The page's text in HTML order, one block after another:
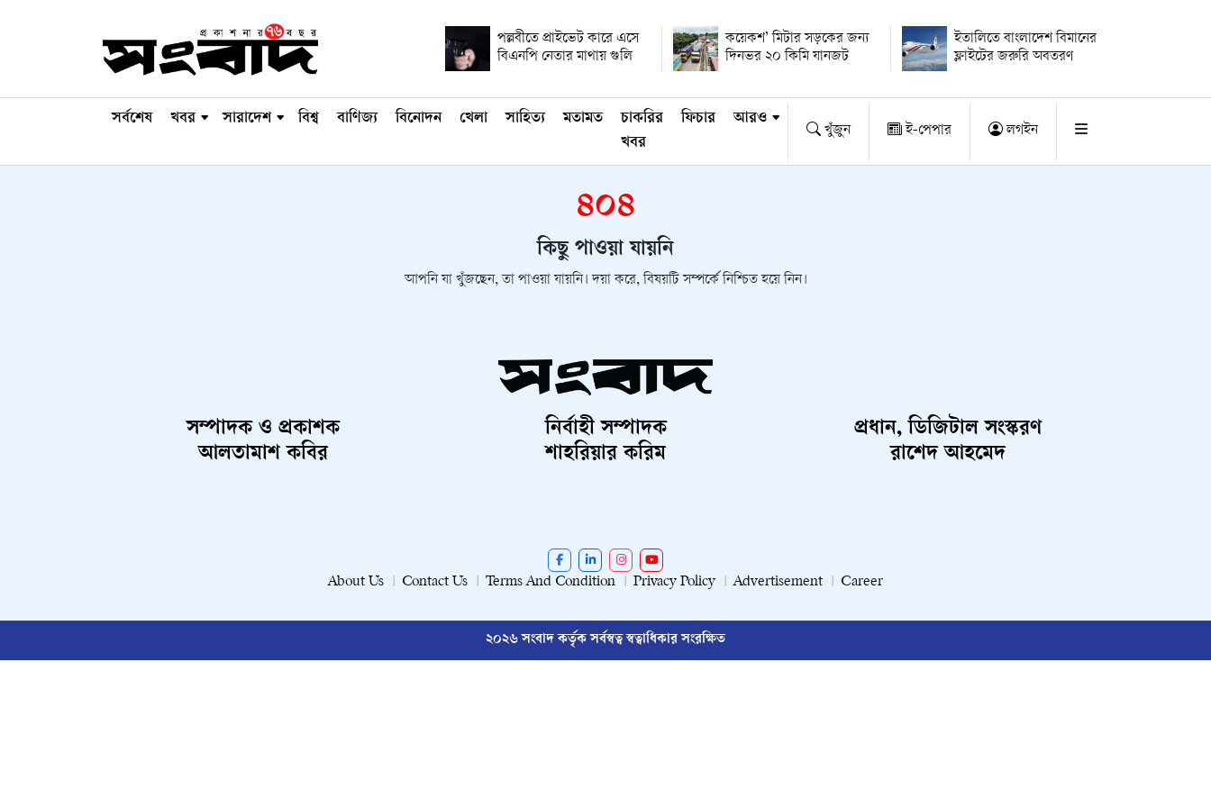
পল্লবীতে প্রাইভেট কারে এসে
বিএনপি নেতার মাথায় গুলি
কয়েকশ’ মিটার সড়কের জন্য
দিনভর ২০ কিমি যানজট
ইতালিতে বাংলাদেশ বিমানের
ফ্লাইটের জরুরি অবতরণ
সর্বশেষ খবর সারাদেশ বিশ্ব বাণিজ্য বিনোদন খেলা সাহিত্য মতামত
চাকরির
খবর
ফিচার আরও
খুঁজুন ই-পেপার লগইন
৪০৪
কিছু পাওয়া যায়নি
আপনি যা খুঁজছেন, তা পাওয়া যায়নি। দয়া করে, বিষয়টি সম্পর্কে নিশ্চিত হয়ে নিন।
সম্পাদক ও প্রকাশক
আলতামাশ কবির
নির্বাহী সম্পাদক
শাহরিয়ার করিম
প্রধান, ডিজিটাল সংস্করণ
রাশেদ আহমেদ
About Us Contact Us Terms And Condition Privacy Policy Advertisement Career
২০২৬ সংবাদ কর্তৃক সর্বস্বত্ব স্বত্বাধিকার সংরক্ষিত